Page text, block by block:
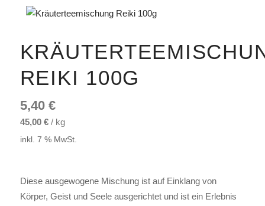
REIKI 100G
5,40 €
45,00 €/ kg
inkl. 7 % MwSt.
Diese ausgewogene Mischung ist auf Einklang von
Körper, Geist und Seele ausgerichtet und ist ein Erlebnis